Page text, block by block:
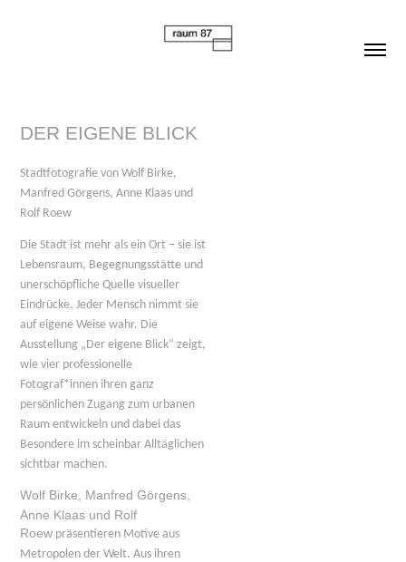
DER EIGENE BLICK
Stadtfotografie vonWolf Birke,
Manfred Görgens, Anne Klaas und
Rolf Roew
Die Stadt ist mehr als ein Ort – sie ist
Lebensraum, Begegnungsstätte und
unerschöpfliche Quelle visueller
Eindrücke. Jeder Mensch nimmt sie
auf eigene Weise wahr. Die
Ausstellung „Der eigene Blick“ zeigt,
wie vier professionelle
Fotograf*innen ihren ganz
persönlichen Zugang zum urbanen
Raum entwickeln und dabei das
Besondere im scheinbar Alltäglichen
sichtbar machen.
Wolf Birke, Manfred Görgens,
Anne Klaas und Rolf
Roew präsentieren Motive aus
Metropolen der Welt. Aus ihren